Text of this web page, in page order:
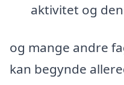
aktivitet og
og mange andre
kan begynde